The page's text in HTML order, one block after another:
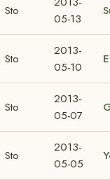
Sto
05-13
Sto
2013-
05-10
Sto
2013-
05-07
Sto
2013-
05-05